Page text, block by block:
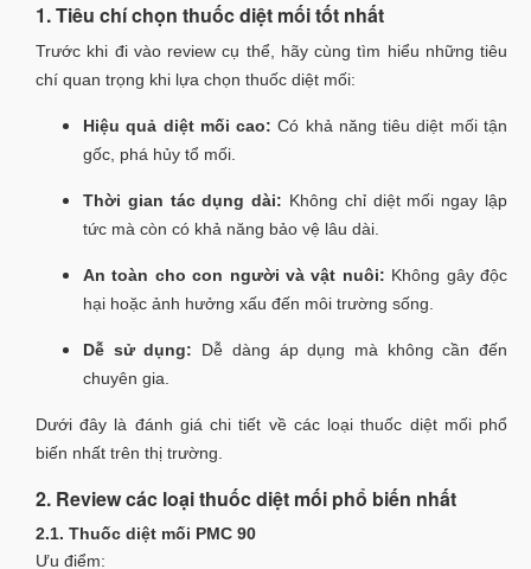
1. Tiêu chí chọn thuốc diệt mối tốt nhất
Trước khi đi vào review cụ thể, hãy cùng tìm hiểu những tiêu
chí quan trọng khi lựa chọn thuốc diệt mối:
Hiệu quả diệt mối cao: Có khả năng tiêu diệt mối tận
gốc, phá hủy tổ mối.
Thời gian tác dụng dài: Không chỉ diệt mối ngay lập
tức mà còn có khả năng bảo vệ lâu dài.
An toàn cho con người và vật nuôi: Không gây độc
hại hoặc ảnh hưởng xấu đến môi trường sống.
Dễ sử dụng: Dễ dàng áp dụng mà không cần đến
chuyên gia.
Dưới đây là đánh giá chi tiết về các loại thuốc diệt mối phổ
biến nhất trên thị trường.
2. Review các loại thuốc diệt mối phổ biến nhất
2.1. Thuốc diệt mối PMC 90
Ưu điểm: